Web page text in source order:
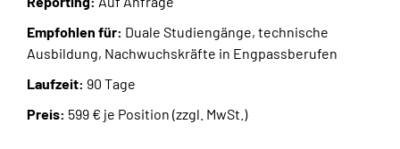
Empfohlen für: Duale Studiengänge, technische
Ausbildung, Nachwuchskräfte in Engpassberufen
Laufzeit: 90 Tage
Preis: 599 € je Position (zzgl. MwSt.)